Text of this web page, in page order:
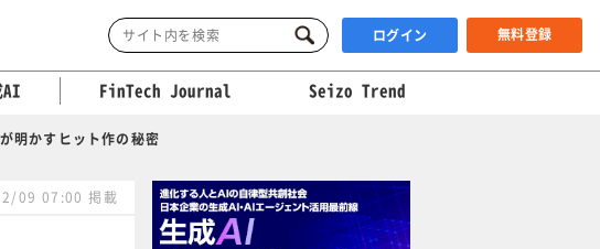
ログイン 無料登録
FinTech Journal Seizo Trend
明かすヒット作の秘密
09 07:00 掲載